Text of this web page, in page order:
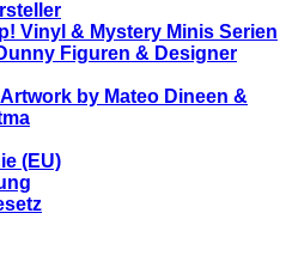
Vinyl & Mystery Minis Serien
Figuren & Designer
by Mateo Dineen &
(EU)